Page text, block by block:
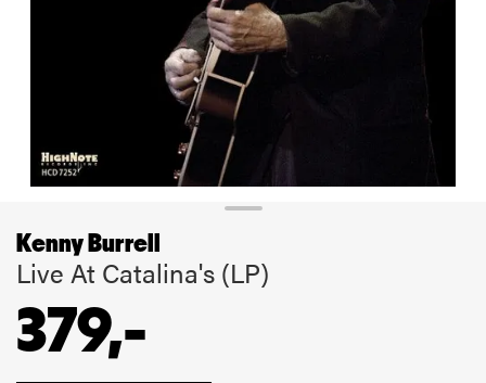
Kenny Burrell
Live At Catalina's (LP)
379,-